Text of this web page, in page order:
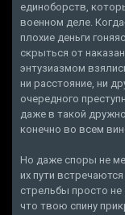
единоборств,
военном деле.
плохие деньги
скрыться от
энтузиазмом
ни расстояние, ни
очередного
даже в такой
конечно во всем
Но даже споры не
их пути
стрельбы просто не
что твою спину